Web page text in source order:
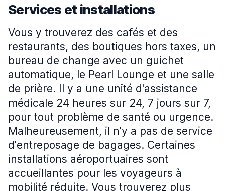
Services et installations
Vous y trouverez des cafés et des
restaurants, des boutiques hors taxes, un
bureau de change avec un guichet
automatique, le Pearl Lounge et une salle
de prière. Il y a une unité d'assistance
médicale 24 heures sur 24, 7 jours sur 7,
pour tout problème de santé ou urgence.
Malheureusement, il n'y a pas de service
d'entreposage de bagages. Certaines
installations aéroportuaires sont
accueillantes pour les voyageurs à
mobilité réduite. Vous trouverez plus